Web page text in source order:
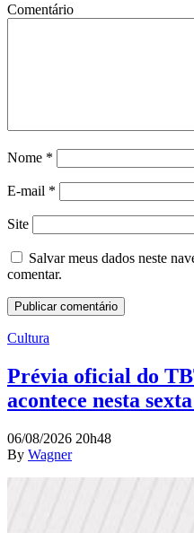
Comentário
Nome *
E-mail *
Site
Salvar meus dados neste
comentar.
Cultura
Prévia oficial do
acontece nesta
06/08/2026 20h48
By Wagner